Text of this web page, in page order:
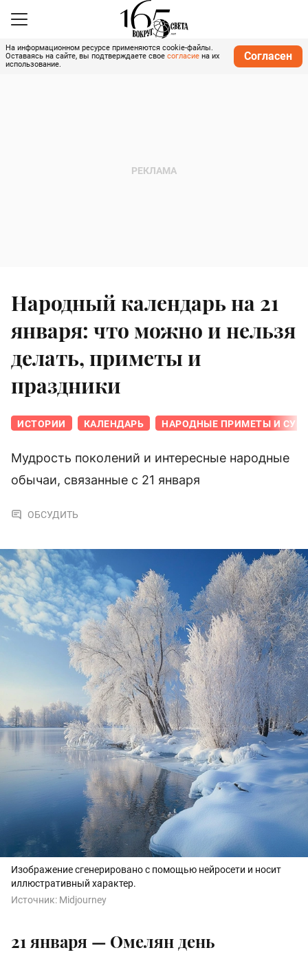
На информационном ресурсе применяются cookie-файлы.
Оставаясь на сайте, вы подтверждаете свое согласие на их
использование.
Согласен
Народный календарь на 21
января: что можно и нельзя
делать, приметы и
праздники
ИСТОРИИ КАЛЕНДАРЬ НАРОДНЫЕ ПРИМЕТЫ И
Мудрость поколений и интересные народные
обычаи, связанные с 21 января
ОБСУДИТЬ
Изображение сгенерировано с помощью нейросети и носит
иллюстративный характер.
Источник: Midjourney
21 января — Омелян день